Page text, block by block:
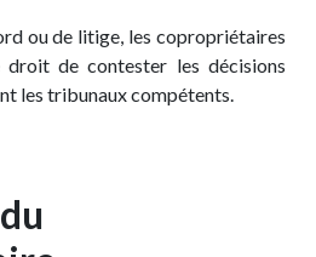
ou de litige, les copropriétaires
de contester les décisions
les tribunaux compétents.